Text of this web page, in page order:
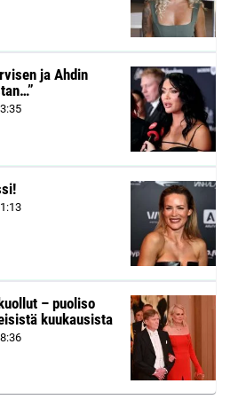
ja Ahdin
– puoliso
kuukausista